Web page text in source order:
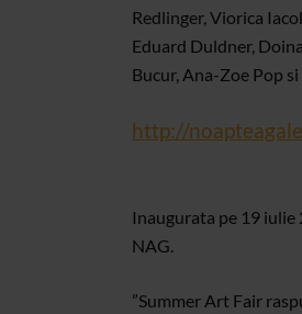
Redlinger, Viorica
Eduard Duldner,
Bucur, Ana-Zoe Pop
http://
Inaugurata pe 19 iulie
NAG.
”Summer Art Fair